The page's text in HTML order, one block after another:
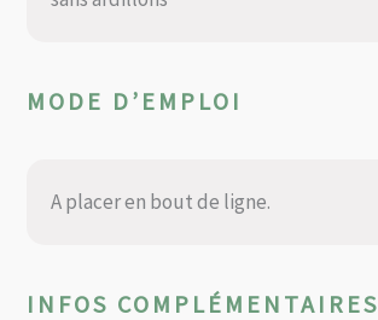
MODE D’EMPLOI
A placer en bout de ligne.
INFOS COMPLÉMENTAIRES